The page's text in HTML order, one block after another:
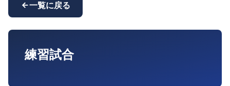
一覧に戻る
練習試合